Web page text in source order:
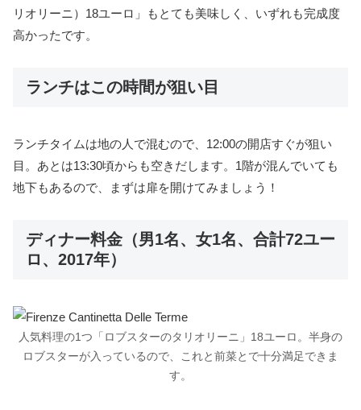
リオリーニ）18ユーロ」もとても美味しく、いずれも完成度
高かったです。
ランチはこの時間が狙い目
ランチタイムは地の人で混むので、12:00の開店すぐが狙い
目。あとは13:30頃からも空きだします。1階が混んでいても
地下もあるので、まずは扉を開けてみましょう！
ディナー料金（男1名、女1名、合計72ユー
ロ、2017年）
人気料理の1つ「ロブスターのタリオリーニ」18ユーロ。半身の
ロブスターが入っているので、これと前菜とで十分満足できま
す。